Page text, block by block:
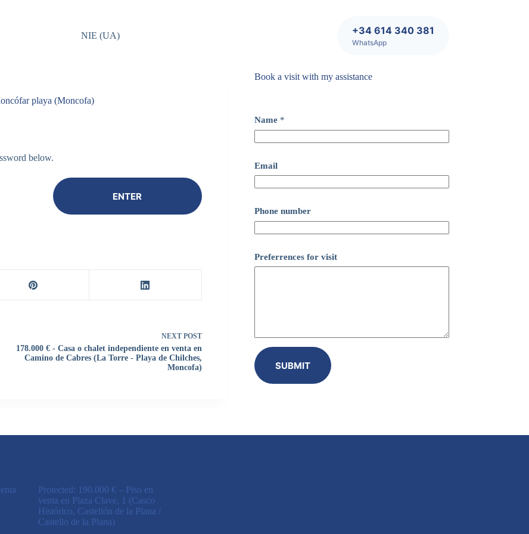
NIE (UA)
+34 614 340 381
WhatsApp
playa (Moncofa)
below.
NEXT POST
178.000 € - Casa o chalet independiente en venta en
Camino de Cabres (La Torre - Playa de Chilches,
Moncofa)
Book a visit with my assistance
Name *
Email
Phone number
Preferrences for visit
SUBMIT
Protected: 190.000 € – Piso en
venta en Plaza Clave, 1 (Casco
Histórico, Castellón de la Plana /
Castello de la Plana)